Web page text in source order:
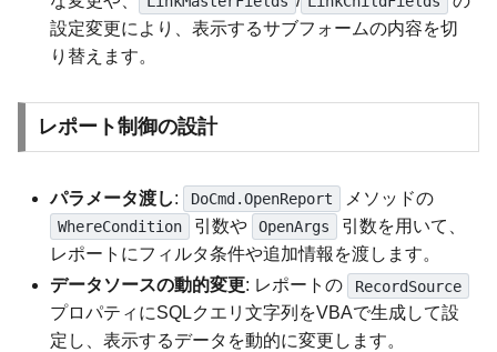
設定変更により、表示するサブフォームの内容を切
り替えます。
レポート制御の設計
パラメータ渡し: DoCmd.OpenReport メソッドの
WhereCondition 引数や OpenArgs
引数を用いて、
レポートにフィルタ条件や追加情報を渡します。
データソースの動的変更: レポートの RecordSource
プロパティにSQLクエリ文字列をVBAで生成して設
定し、表示するデータを動的に変更します。